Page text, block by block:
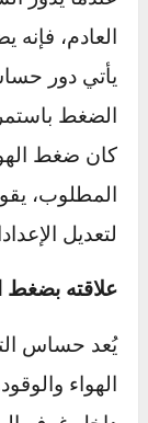
الوقود
شرح آلية
عندما يدور
العادم، فإنه
يأتي دور حساس
كان ضغط
المطلوب،
لتعديل